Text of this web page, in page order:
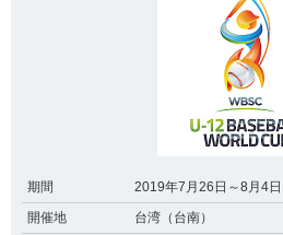
期間
2019年7月26日～8月4日
開催地
台湾（台南）